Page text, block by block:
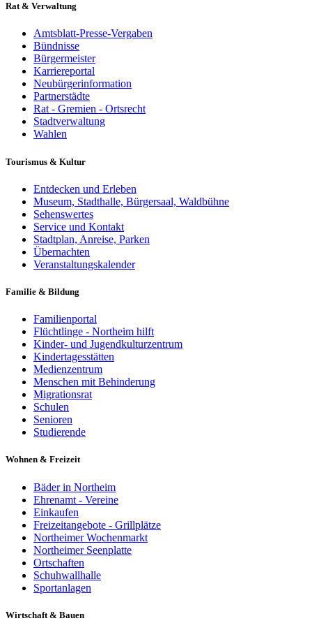
Rat & Verwaltung
Amtsblatt-Presse-Vergaben
Bündnisse
Bürgermeister
Karriereportal
Neubürgerinformation
Partnerstädte
Rat - Gremien - Ortsrecht
Stadtverwaltung
Wahlen
Tourismus & Kultur
Entdecken und Erleben
Museum, Stadthalle, Bürgersaal, Waldbühne
Sehenswertes
Service und Kontakt
Stadtplan, Anreise, Parken
Übernachten
Veranstaltungskalender
Familie & Bildung
Familienportal
Flüchtlinge - Northeim hilft
Kinder- und Jugendkulturzentrum
Kindertagesstätten
Medienzentrum
Menschen mit Behinderung
Migrationsrat
Schulen
Senioren
Studierende
Wohnen & Freizeit
Bäder in Northeim
Ehrenamt - Vereine
Einkaufen
Freizeitangebote - Grillplätze
Northeimer Wochenmarkt
Northeimer Seenplatte
Ortschaften
Schuhwallhalle
Sportanlagen
Wirtschaft & Bauen